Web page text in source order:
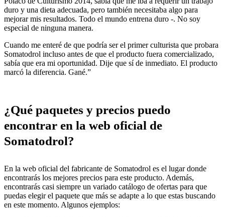
duro y una dieta adecuada, pero también necesitaba algo para
mejorar mis resultados. Todo el mundo entrena duro -. No soy
especial de ninguna manera.
Cuando me enteré de que podría ser el primer culturista que probara
Somatodrol incluso antes de que el producto fuera comercializado,
sabía que era mi oportunidad. Dije que sí de inmediato. El producto
marcó la diferencia. Gané.”
¿Qué paquetes y precios puedo
encontrar en la web oficial de
Somatodrol?
En la web oficial del fabricante de Somatodrol es el lugar donde
encontrarás los mejores precios para este producto. Además,
encontrarás casi siempre un variado catálogo de ofertas para que
puedas elegir el paquete que más se adapte a lo que estas buscando
en este momento. Algunos ejemplos: